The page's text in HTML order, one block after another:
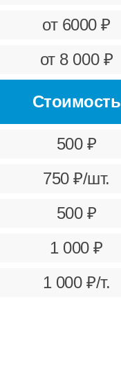
от 6000 ₽
от 8 000 ₽
Стоимость
500 ₽
750 ₽/шт.
500 ₽
1 000 ₽
1 000 ₽/т.